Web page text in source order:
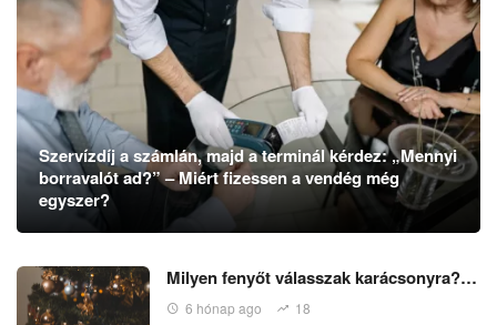
Szervízdíj a számlán, majd a terminál kérdez: „Mennyi
borravalót ad?” – Miért fizessen a vendég még
egyszer?
Milyen fenyőt válasszak karácsonyra?…
6 hónap ago 18